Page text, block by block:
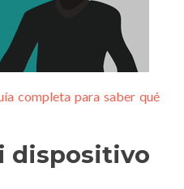
completa para saber qué
dispositivo